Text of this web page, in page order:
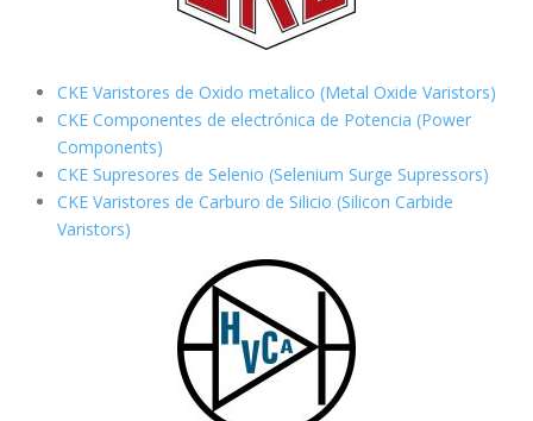
CKE Varistores de Oxido metalico (Metal Oxide Varistors)
CKE Componentes de electrónica de Potencia (Power
Components)
CKE Supresores de Selenio (Selenium Surge Supressors)
CKE Varistores de Carburo de Silicio (Silicon Carbide
Varistors)